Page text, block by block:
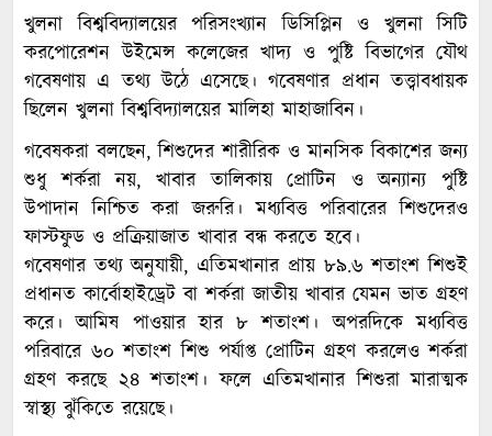
খুলনা বিশ্ববিদ্যালয়ের পরিসংখ্যান ডিসিপ্লিন ও খুলনা সিটি
করপোরেশন উইমেন্স কলেজের খাদ্য ও পুষ্টি বিভাগের যৌথ
গবেষণায় এ তথ্য উঠে এসেছে। গবেষণার প্রধান তত্ত্বাবধায়ক
ছিলেন খুলনা বিশ্ববিদ্যালয়ের মালিহা মাহাজাবিন।
গবেষকরা বলছেন, শিশুদের শারীরিক ও মানসিক বিকাশের জন্য
শুধু শর্করা নয়, খাবার তালিকায় প্রোটিন ও অন্যান্য পুষ্টি
উপাদান নিশ্চিত করা জরুরি। মধ্যবিত্ত পরিবারের শিশুদেরও
ফাস্টফুড ও প্রক্রিয়াজাত খাবার বন্ধ করতে হবে।
গবেষণার তথ্য অনুযায়ী, এতিমখানার প্রায় ৮৯.৬ শতাংশ শিশুই
প্রধানত কার্বোহাইড্রেট বা শর্করা জাতীয় খাবার যেমন ভাত গ্রহণ
করে। আমিষ পাওয়ার হার ৮ শতাংশ। অপরদিকে মধ্যবিত্ত
পরিবারে ৬০ শতাংশ শিশু পর্যাপ্ত প্রোটিন গ্রহণ করলেও শর্করা
গ্রহণ করছে ২৪ শতাংশ। ফলে এতিমখানার শিশুরা মারাত্মক
স্বাস্থ্য ঝুঁকিতে রয়েছে।